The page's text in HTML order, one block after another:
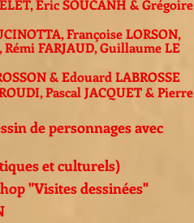
Eric SOUCANH & Grégoire
Françoise LORSON,
FARJAUD, Guillaume LE
& Edouard LABROSSE
Pascal JACQUET & Pierre
de personnages avec
et culturels)
"Visites dessinées"